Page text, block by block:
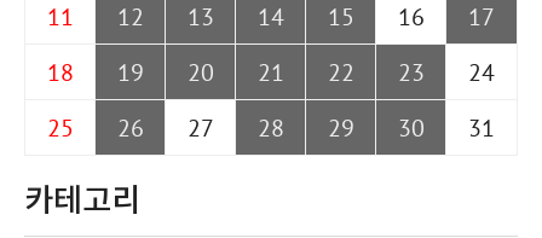
11
12 13 14 15 16
17
18
19 20 21 22 23
24
25
26 27 28 29 30 31
카테고리